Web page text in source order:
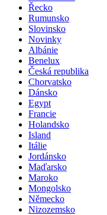
Řecko
Rumunsko
Slovinsko
Novinky
Albánie
Benelux
Česká republika
Chorvatsko
Dánsko
Egypt
Francie
Holandsko
Island
Itálie
Jordánsko
Maďarsko
Maroko
Mongolsko
Německo
Nizozemsko